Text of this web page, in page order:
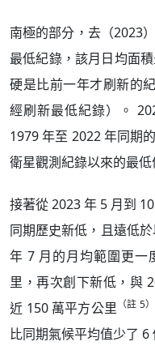
南極的部分，去（2023
最低紀錄，該月日均面
硬是比前一年才刷新的
經刷新最低紀錄）。
1979 年至 2022 年同期
衛星觀測紀錄以來的最低
接著從 2023 年 5 月到
同期歷史新低，且遠低
年 7 月的月均範圍更一
里，再次創下新低，與
近 150 萬平方公里 （註 5）
比同期氣候平均值少了 6